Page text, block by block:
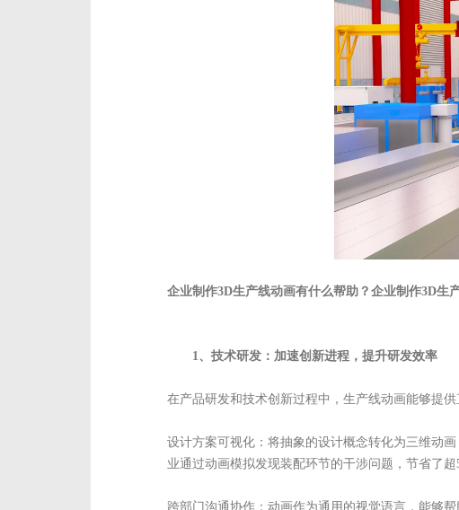
企业制作3D生产线动画有什么帮助？企业制作3D生
1、技术研发：加速创新进程，提升研发效率
在产品研发和技术创新过程中，生产线动画能够提
设计方案可视化：将抽象的设计概念转化为三维动
业通过动画模拟发现装配环节的干涉问题，节省了
跨部门沟通协作：动画作为通用的视觉语言，能够